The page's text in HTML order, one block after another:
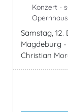
Konzert -
Samstag,
Magdeburg
Christian